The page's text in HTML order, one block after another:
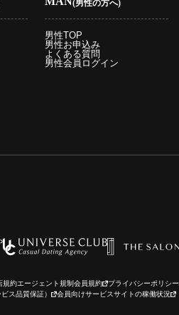
(男性の方へ)
男性TOP
男性お申込み
よくある質問
男性会員ログイン
規約エージェント規制会員規約 プライバシーポリシー
ス品質保証） 会員向けサービスサイトの稼働状況